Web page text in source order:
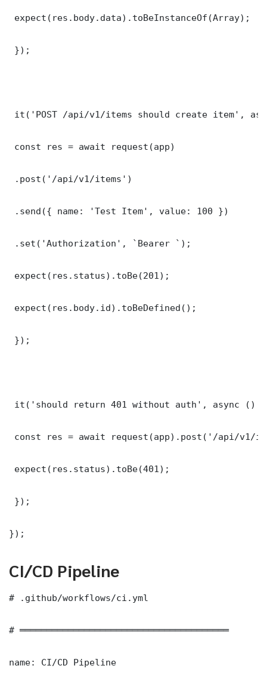
expect(res.body.data).toBeInstanceOf(Array);
});
it('POST /api/v1/items should create item',
const res = await request(app)
.post('/api/v1/items')
.send({ name: 'Test Item', value: 100 })
.set('Authorization', `Bearer `);
expect(res.status).toBe(201);
expect(res.body.id).toBeDefined();
});
it('should return 401 without auth', async ()
const res = await request(app).post('/api/v1/
expect(res.status).toBe(401);
});
});
CI/CD Pipeline
# .github/workflows/ci.yml
# ═══════════════════════════════════════
name: CI/CD Pipeline